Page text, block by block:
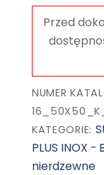
mm,
NUMER
KATEGORIE:
PLUS INOX -
nierdzewne